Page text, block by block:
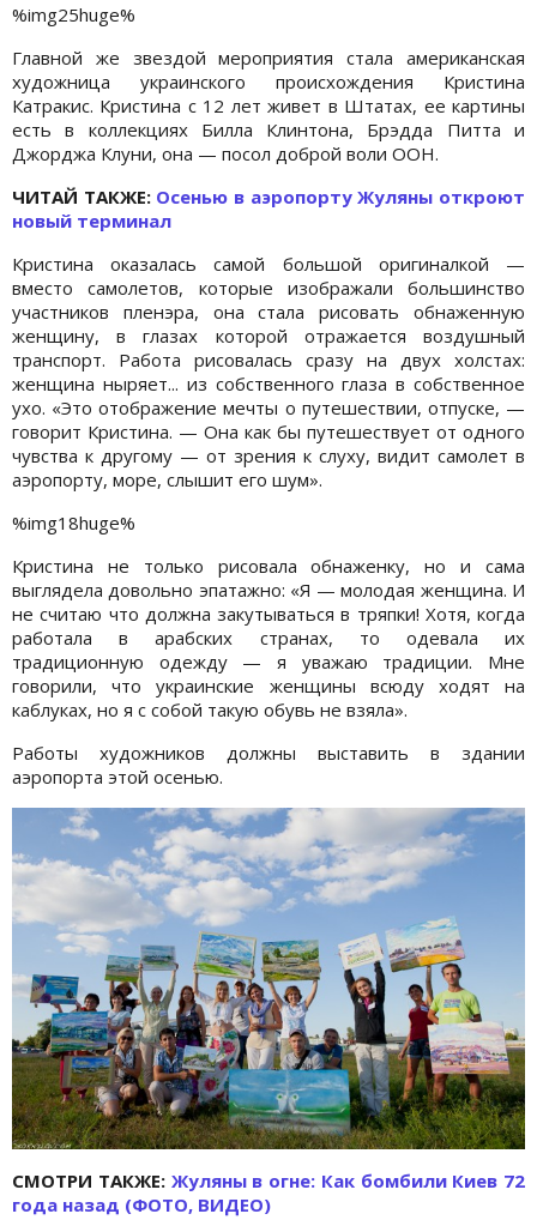
%img25huge%
Главной же звездой мероприятия стала американская
художница украинского происхождения Кристина
Катракис. Кристина с 12 лет живет в Штатах, ее картины
есть в коллекциях Билла Клинтона, Брэдда Питта и
Джорджа Клуни, она — посол доброй воли ООН.
ЧИТАЙ ТАКЖЕ: Осенью в аэропорту Жуляны откроют
новый терминал
Кристина оказалась самой большой оригиналкой —
вместо самолетов, которые изображали большинство
участников пленэра, она стала рисовать обнаженную
женщину, в глазах которой отражается воздушный
транспорт. Работа рисовалась сразу на двух холстах:
женщина ныряет... из собственного глаза в собственное
ухо. «Это отображение мечты о путешествии, отпуске, —
говорит Кристина. — Она как бы путешествует от одного
чувства к другому — от зрения к слуху, видит самолет в
аэропорту, море, слышит его шум».
%img18huge%
Кристина не только рисовала обнаженку, но и сама
выглядела довольно эпатажно: «Я — молодая женщина. И
не считаю что должна закутываться в тряпки! Хотя, когда
работала в арабских странах, то одевала их
традиционную одежду — я уважаю традиции. Мне
говорили, что украинские женщины всюду ходят на
каблуках, но я с собой такую обувь не взяла».
Работы художников должны выставить в здании
аэропорта этой осенью.
СМОТРИ ТАКЖЕ: Жуляны в огне: Как бомбили Киев 72
года назад (ФОТО, ВИДЕО)